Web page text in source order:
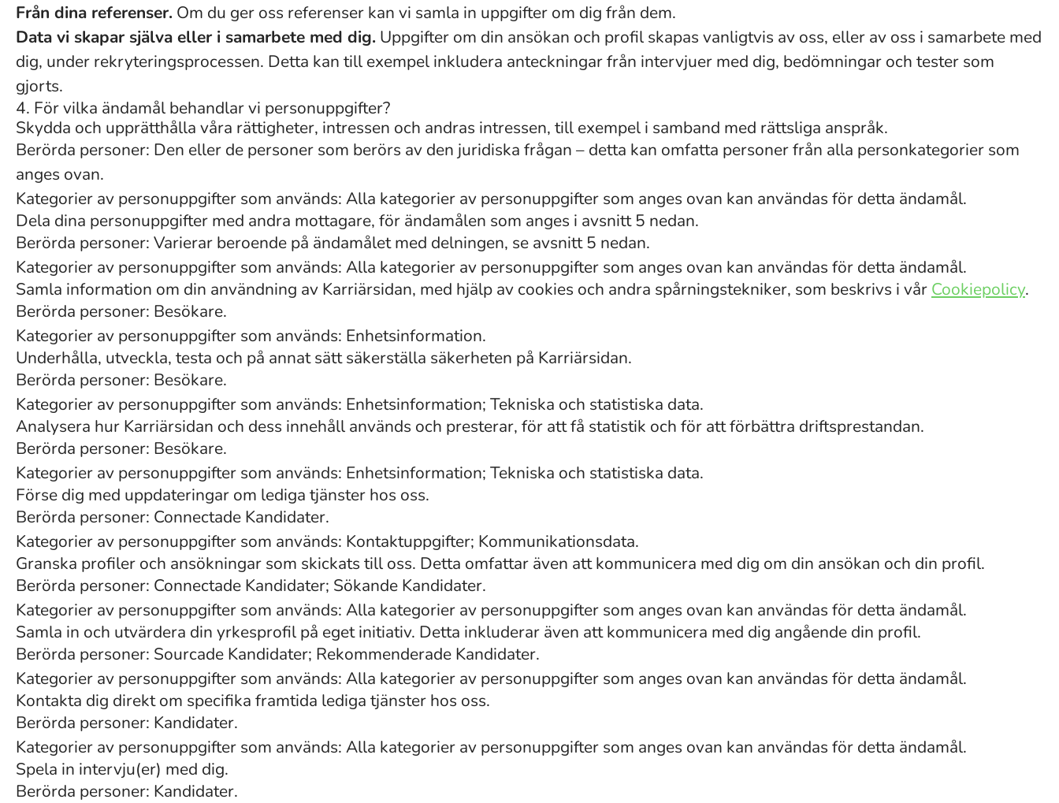
Från dina referenser. Om du ger oss referenser kan vi samla in uppgifter om dig från dem.
Data vi skapar själva eller i samarbete med dig. Uppgifter om din ansökan och profil skapas vanligtvis av oss, eller av oss i samarbete med
dig, under rekryteringsprocessen. Detta kan till exempel inkludera anteckningar från intervjuer med dig, bedömningar och tester som
gjorts.
4. För vilka ändamål behandlar vi personuppgifter?
Skydda och upprätthålla våra rättigheter, intressen och andras intressen, till exempel i samband med rättsliga anspråk.
Berörda personer: Den eller de personer som berörs av den juridiska frågan – detta kan omfatta personer från alla personkategorier som
anges ovan.
Kategorier av personuppgifter som används: Alla kategorier av personuppgifter som anges ovan kan användas för detta ändamål.
Dela dina personuppgifter med andra mottagare, för ändamålen som anges i avsnitt 5 nedan.
Berörda personer: Varierar beroende på ändamålet med delningen, se avsnitt 5 nedan.
Kategorier av personuppgifter som används: Alla kategorier av personuppgifter som anges ovan kan användas för detta ändamål.
Samla information om din användning av Karriärsidan, med hjälp av cookies och andra spårningstekniker, som beskrivs i vår Cookiepolicy.
Berörda personer: Besökare.
Kategorier av personuppgifter som används: Enhetsinformation.
Underhålla, utveckla, testa och på annat sätt säkerställa säkerheten på Karriärsidan.
Berörda personer: Besökare.
Kategorier av personuppgifter som används: Enhetsinformation; Tekniska och statistiska data.
Analysera hur Karriärsidan och dess innehåll används och presterar, för att få statistik och för att förbättra driftsprestandan.
Berörda personer: Besökare.
Kategorier av personuppgifter som används: Enhetsinformation; Tekniska och statistiska data.
Förse dig med uppdateringar om lediga tjänster hos oss.
Berörda personer: Connectade Kandidater.
Kategorier av personuppgifter som används: Kontaktuppgifter; Kommunikationsdata.
Granska profiler och ansökningar som skickats till oss. Detta omfattar även att kommunicera med dig om din ansökan och din profil.
Berörda personer: Connectade Kandidater; Sökande Kandidater.
Kategorier av personuppgifter som används: Alla kategorier av personuppgifter som anges ovan kan användas för detta ändamål.
Samla in och utvärdera din yrkesprofil på eget initiativ. Detta inkluderar även att kommunicera med dig angående din profil.
Berörda personer: Sourcade Kandidater; Rekommenderade Kandidater.
Kategorier av personuppgifter som används: Alla kategorier av personuppgifter som anges ovan kan användas för detta ändamål.
Kontakta dig direkt om specifika framtida lediga tjänster hos oss.
Berörda personer: Kandidater.
Kategorier av personuppgifter som används: Alla kategorier av personuppgifter som anges ovan kan användas för detta ändamål.
Spela in intervju(er) med dig.
Berörda personer: Kandidater.